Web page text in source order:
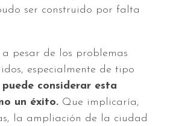
ser construido por falta
pesar de los problemas
especialmente de tipo
puede considerar esta
un éxito. Que implicaría,
la ampliación de la ciudad